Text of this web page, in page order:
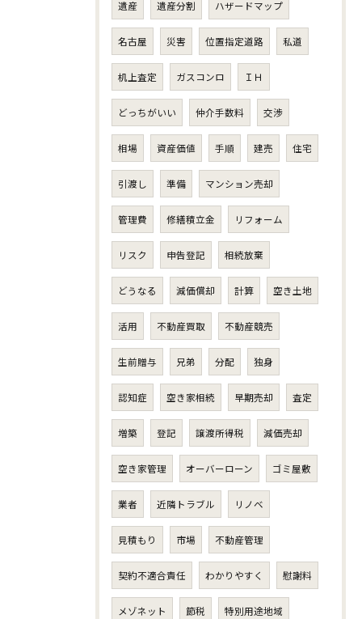
遺産 遺産分割 ハザードマップ
名古屋 災害 位置指定道路 私道
机上査定 ガスコンロ ＩＨ
どっちがいい 仲介手数料 交渉
相場 資産価値 手順 建売 住宅
引渡し 準備 マンション売却
管理費 修繕積立金 リフォーム
リスク 申告登記 相続放棄
どうなる 減価償却 計算 空き土地
活用 不動産買取 不動産競売
生前贈与 兄弟 分配 独身
認知症 空き家相続 早期売却 査定
増築 登記 譲渡所得税 減価売却
空き家管理 オーバーローン ゴミ屋敷
業者 近隣トラブル リノベ
見積もり 市場 不動産管理
契約不適合責任 わかりやすく 慰謝料
メゾネット 節税 特別用途地域